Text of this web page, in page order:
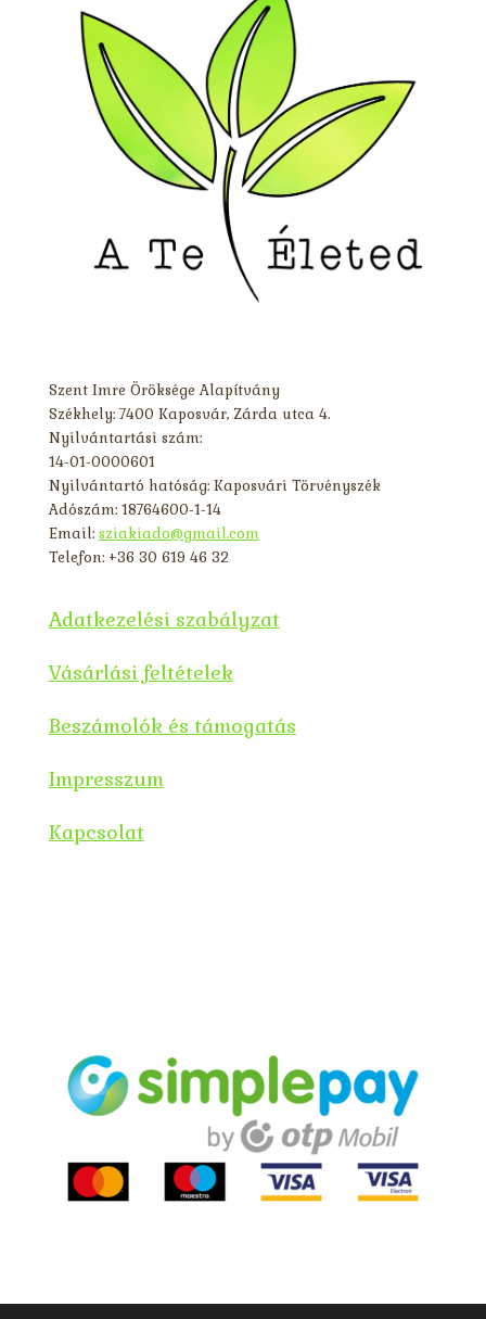
Szent Imre Öröksége Alapítvány
Székhely: 7400 Kaposvár, Zárda utca 4.
Nyilvántartási szám:
14-01-0000601
Nyilvántartó hatóság: Kaposvári Törvényszék
Adószám: 18764600-1-14
Email: sziakiado@gmail.com
Telefon: +36 30 619 46 32
Adatkezelési szabályzat
Vásárlási feltételek
Beszámolók és támogatás
Impresszum
Kapcsolat